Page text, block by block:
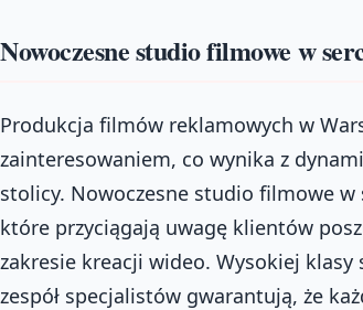
Nowoczesne studio filmowe w
Produkcja filmów reklamowych w
zainteresowaniem, co wynika z
stolicy. Nowoczesne studio filmowe
które przyciągają uwagę klientów
zakresie kreacji wideo. Wysokiej
zespół specjalistów gwarantują, że